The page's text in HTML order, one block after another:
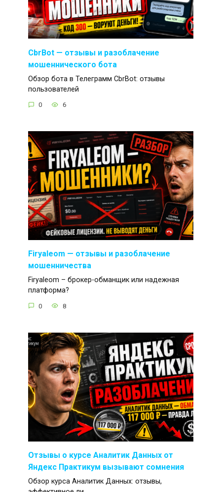
CbrBot — отзывы и разоблачение
мошеннического бота
Обзор бота в Телеграмм CbrBot: отзывы
пользователей
0 6
Firyaleom — отзывы и разоблачение
мошенничества
Firyaleom – брокер-обманщик или надежная
платформа?
0 8
Отзывы о курсе Аналитик Данных от
Яндекс Практикум вызывают сомнения
Обзор курса Аналитик Данных: отзывы,